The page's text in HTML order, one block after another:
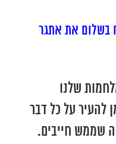
בשלום את אתגר
שלנו
להעיר על כל דבר
שממש חייבים.